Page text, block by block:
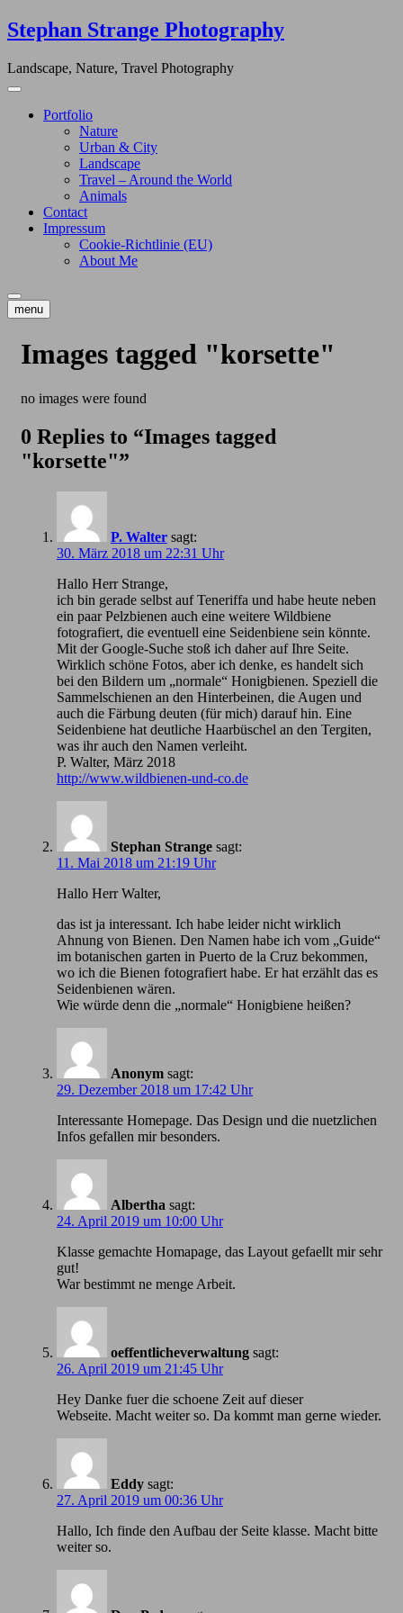
Skip
to
Stephan Strange Photography
Landscape, Nature, Travel Photography
Portfolio
Nature
Urban & City
Landscape
Travel – Around the World
Animals
Contact
Impressum
Cookie-Richtlinie (EU)
About Me
menu
Images tagged "korsette"
no images were found
0 Replies to “Images tagged
"korsette"”
P. Walter sagt:
30. März 2018 um 22:31 Uhr
Hallo Herr Strange,
ich bin gerade selbst auf Teneriffa und habe heute neben
ein paar Pelzbienen auch eine weitere Wildbiene
fotografiert, die eventuell eine Seidenbiene sein könnte.
Mit der Google-Suche stoß ich daher auf Ihre Seite.
Wirklich schöne Fotos, aber ich denke, es handelt sich
bei den Bildern um „normale“ Honigbienen. Speziell die
Sammelschienen an den Hinterbeinen, die Augen und
auch die Färbung deuten (für mich) darauf hin. Eine
Seidenbiene hat deutliche Haarbüschel an den Tergiten,
was ihr auch den Namen verleiht.
P. Walter, März 2018
http://www.wildbienen-und-co.de
Stephan Strange sagt:
11. Mai 2018 um 21:19 Uhr
Hallo Herr Walter,
das ist ja interessant. Ich habe leider nicht wirklich
Ahnung von Bienen. Den Namen habe ich vom „Guide“
im botanischen garten in Puerto de la Cruz bekommen,
wo ich die Bienen fotografiert habe. Er hat erzählt das es
Seidenbienen wären.
Wie würde denn die „normale“ Honigbiene heißen?
Anonym sagt:
29. Dezember 2018 um 17:42 Uhr
Іnteressante Homepage. Das Design und die nuetzlichen
Infos gefallen mir besonders.
Albertha sagt:
24. April 2019 um 10:00 Uhr
Klasse gemachte Homapage, das Layout gefaellt mir sehr
gut!
War bestimmt ne menge Arbeit.
oeffentlicheverwaltung sagt:
26. April 2019 um 21:45 Uhr
Hey Danke fuer die schoene Zeit auf dieser
Webseite. Macht weiter so. Da kommt man gerne wieder.
Eddy sagt:
27. April 2019 um 00:36 Uhr
Hallo, Ich finde den Aufbau der Seite klasse. Macht bitte
weiter so.